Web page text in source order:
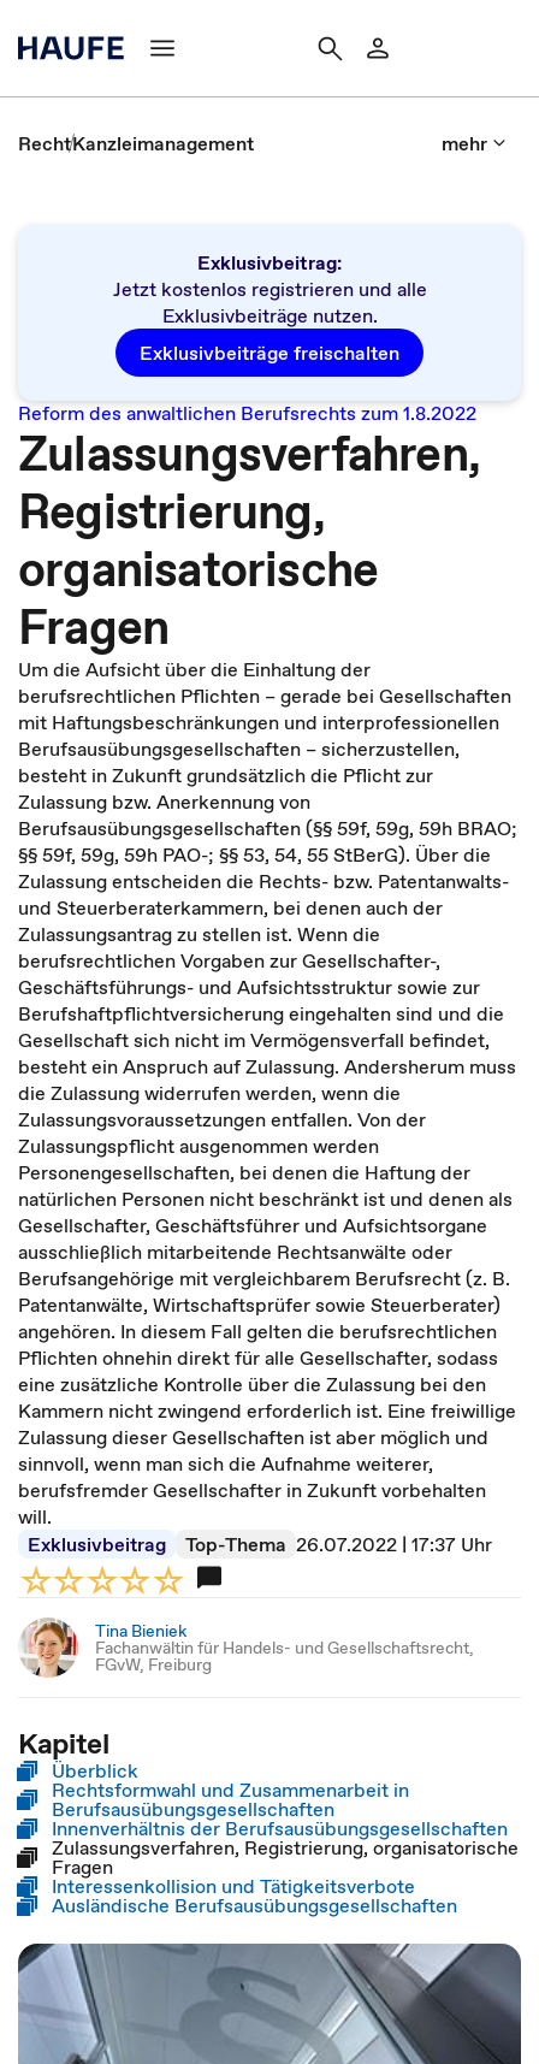
RechtKanzleimanagement mehr
Exklusivbeitrag:
Jetzt kostenlos registrieren und alle
Exklusivbeiträge nutzen.
Exklusivbeiträge freischalten
Reform des anwaltlichen Berufsrechts zum 1.8.2022
Zulassungsverfahren,
Registrierung,
organisatorische
Fragen
Um die Aufsicht über die Einhaltung der
berufsrechtlichen Pflichten – gerade bei Gesellschaften
mit Haftungsbeschränkungen und interprofessionellen
Berufsausübungsgesellschaften – sicherzustellen,
besteht in Zukunft grundsätzlich die Pflicht zur
Zulassung bzw. Anerkennung von
Berufsausübungsgesellschaften (§§ 59f, 59g, 59h BRAO;
§§ 59f, 59g, 59h PAO-; §§ 53, 54, 55 StBerG). Über die
Zulassung entscheiden die Rechts- bzw. Patentanwalts-
und Steuerberaterkammern, bei denen auch der
Zulassungsantrag zu stellen ist. Wenn die
berufsrechtlichen Vorgaben zur Gesellschafter-,
Geschäftsführungs- und Aufsichtsstruktur sowie zur
Berufshaftpflichtversicherung eingehalten sind und die
Gesellschaft sich nicht im Vermögensverfall befindet,
besteht ein Anspruch auf Zulassung. Andersherum muss
die Zulassung widerrufen werden, wenn die
Zulassungsvoraussetzungen entfallen. Von der
Zulassungspflicht ausgenommen werden
Personengesellschaften, bei denen die Haftung der
natürlichen Personen nicht beschränkt ist und denen als
Gesellschafter, Geschäftsführer und Aufsichtsorgane
ausschließlich mitarbeitende Rechtsanwälte oder
Berufsangehörige mit vergleichbarem Berufsrecht (z. B.
Patentanwälte, Wirtschaftsprüfer sowie Steuerberater)
angehören. In diesem Fall gelten die berufsrechtlichen
Pflichten ohnehin direkt für alle Gesellschafter, sodass
eine zusätzliche Kontrolle über die Zulassung bei den
Kammern nicht zwingend erforderlich ist. Eine freiwillige
Zulassung dieser Gesellschaften ist aber möglich und
sinnvoll, wenn man sich die Aufnahme weiterer,
berufsfremder Gesellschafter in Zukunft vorbehalten
will.
Exklusivbeitrag
Top-Thema 26.07.2022 | 17:37 Uhr
Tina Bieniek
Fachanwältin für Handels- und Gesellschaftsrecht,
FGvW, Freiburg
Kapitel
Überblick
Rechtsformwahl und Zusammenarbeit in
Berufsausübungsgesellschaften
Innenverhältnis der Berufsausübungsgesellschaften
Zulassungsverfahren, Registrierung, organisatorische
Fragen
Interessenkollision und Tätigkeitsverbote
Ausländische Berufsausübungsgesellschaften